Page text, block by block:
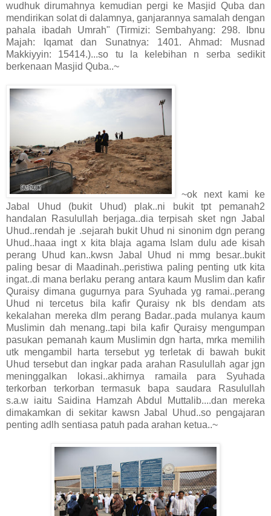
wudhuk dirumahnya kemudian pergi ke Masjid Quba dan
mendirikan solat di dalamnya, ganjarannya samalah dengan
pahala ibadah Umrah" (Tirmizi: Sembahyang: 298. Ibnu
Majah: Iqamat dan Sunatnya: 1401. Ahmad: Musnad
Makkiyyin: 15414.)...so tu la kelebihan n serba sedikit
berkenaan Masjid Quba..~
~ok next kami ke
Jabal Uhud (bukit Uhud) plak..ni bukit tpt pemanah2
handalan Rasulullah berjaga..dia terpisah sket ngn Jabal
Uhud..rendah je .sejarah bukit Uhud ni sinonim dgn perang
Uhud..haaa ingt x kita blaja agama Islam dulu ade kisah
perang Uhud kan..kwsn Jabal Uhud ni mmg besar..bukit
paling besar di Maadinah..peristiwa paling penting utk kita
ingat..di mana berlaku perang antara kaum Muslim dan kafir
Quraisy dimana gugurnya para Syuhada yg ramai..perang
Uhud ni tercetus bila kafir Quraisy nk bls dendam ats
kekalahan mereka dlm perang Badar..pada mulanya kaum
Muslimin dah menang..tapi bila kafir Quraisy mengumpan
pasukan pemanah kaum Muslimin dgn harta, mrka memilih
utk mengambil harta tersebut yg terletak di bawah bukit
Uhud tersebut dan ingkar pada arahan Rasulullah agar jgn
meninggalkan lokasi..akhirnya ramaila para Syuhada
terkorban terkorban termasuk bapa saudara Rasulullah
s.a.w iaitu Saidina Hamzah Abdul Muttalib....dan mereka
dimakamkan di sekitar kawsn Jabal Uhud..so pengajaran
penting adlh sentiasa patuh pada arahan ketua..~